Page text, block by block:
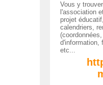
Vous y
l'association
projet
calendriers,
d'information,
etc...